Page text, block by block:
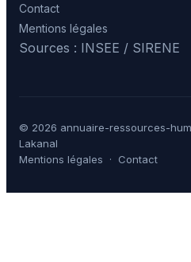
Contact
Mentions légales
Sources : INSEE / SIRENE
© 2026 annuaire-ressources-
Lakanal
Mentions légales · Contact